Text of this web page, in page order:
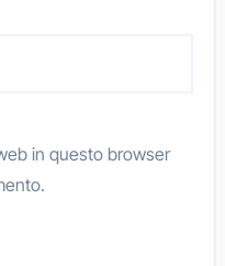
in questo browser